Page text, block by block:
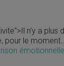
n'y a plus
pour le